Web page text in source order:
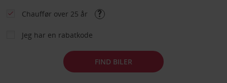
Chauffør over 25 år
Jeg har en rabatkode
FIND BILER